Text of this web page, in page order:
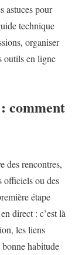
astuces pour
technique
organiser
outils en ligne
comment
des rencontres,
officiels ou des
étape
direct : c’est là
les liens
habitude